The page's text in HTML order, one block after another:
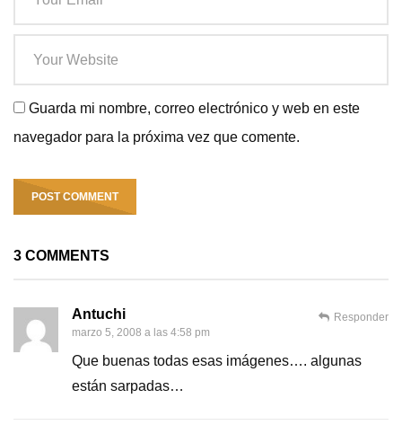
Guarda mi nombre, correo electrónico y web en este
navegador para la próxima vez que comente.
3 COMMENTS
Antuchi
marzo 5, 2008 a las 4:58 pm
Que buenas todas esas imágenes…. algunas
están sarpadas…
Responder